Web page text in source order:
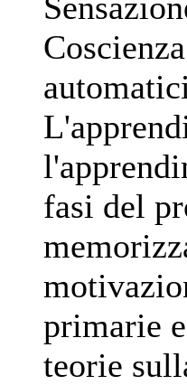
fasi del
primarie
teorie